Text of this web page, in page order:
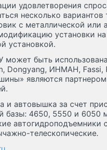
удовлетворения
несколько
с металлической
установки
установкой.
может быть
Dongyang, ИНМАН, Fassi,
являются
и автовышка за счет
базы: 4650, 5550 и 6050
телескопические.